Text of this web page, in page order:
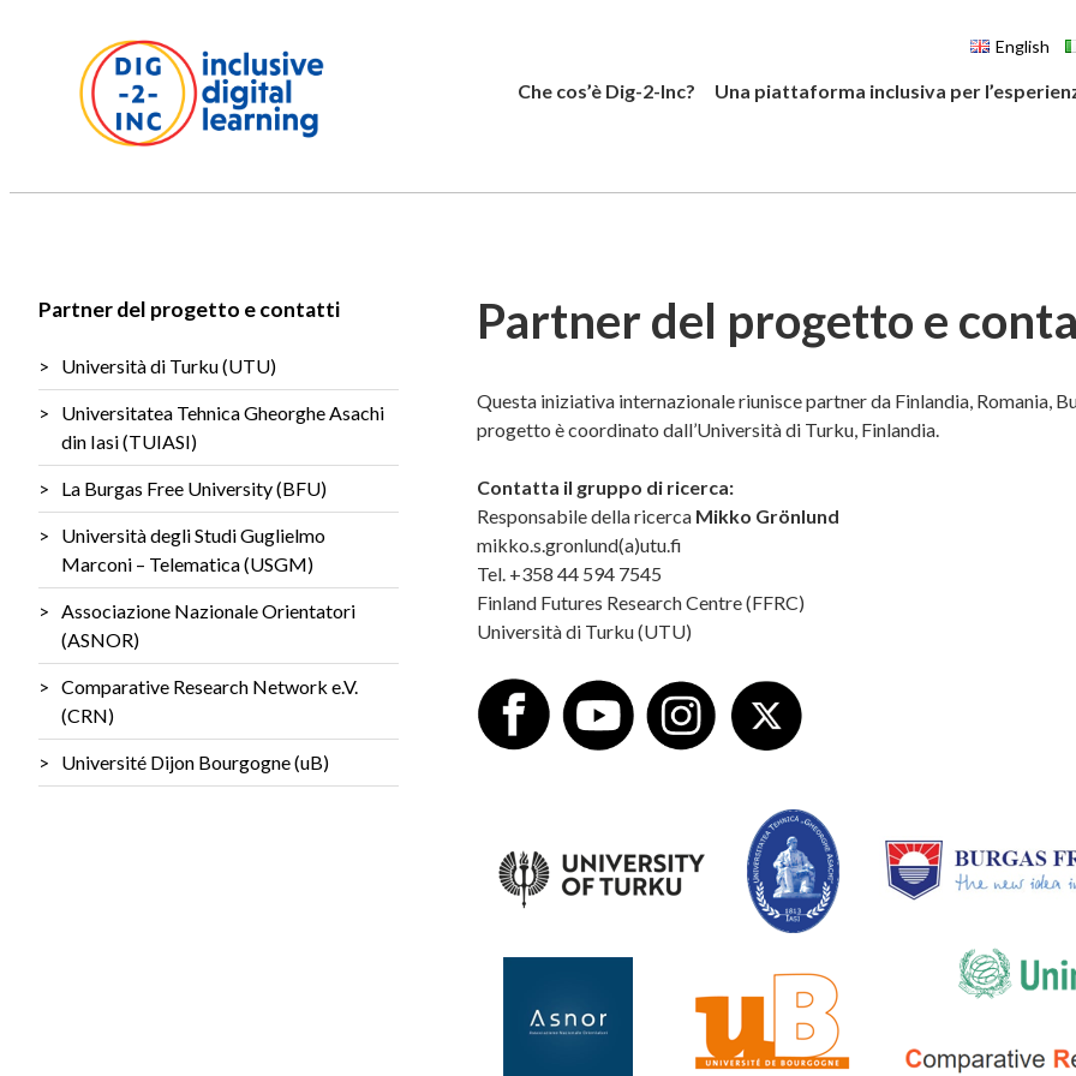
English
Che cos’è Dig-2-Inc? Una piattaforma inclusiva per
Partner del progetto e contatti
Università di Turku (UTU)
Universitatea Tehnica Gheorghe Asachi
din Iasi (TUIASI)
La Burgas Free University (BFU)
Università degli Studi Guglielmo
Marconi – Telematica (USGM)
Associazione Nazionale Orientatori
(ASNOR)
Comparative Research Network e.V.
(CRN)
Université Dijon Bourgogne (uB)
Partner del progetto e
Questa iniziativa internazionale riunisce partner da Finlandia, Romania,
progetto è coordinato dall’Università di Turku, Finlandia.
Contatta il gruppo di ricerca:
Responsabile della ricerca Mikko Grönlund
mikko.s.gronlund(a)utu.fi
Tel. +358 44 594 7545
Finland Futures Research Centre (FFRC)
Università di Turku (UTU)